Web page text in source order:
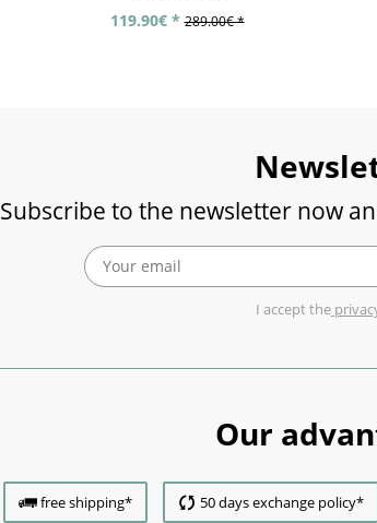
119.90€ * 289.00€ *
Subscribe to the newsletter now
I accept the
Our
free shipping* 50 days exchange policy*